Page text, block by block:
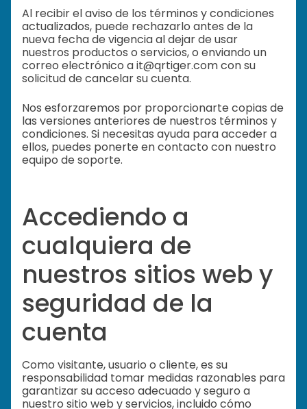
Al recibir el aviso de los términos y condiciones
actualizados, puede rechazarlo antes de la
nueva fecha de vigencia al dejar de usar
nuestros productos o servicios, o enviando un
correo electrónico a it@qrtiger.com con su
solicitud de cancelar su cuenta.
Nos esforzaremos por proporcionarte copias de
las versiones anteriores de nuestros términos y
condiciones. Si necesitas ayuda para acceder a
ellos, puedes ponerte en contacto con nuestro
equipo de soporte.
Accediendo a
cualquiera de
nuestros sitios web y
seguridad de la
cuenta
Como visitante, usuario o cliente, es su
responsabilidad tomar medidas razonables para
garantizar su acceso adecuado y seguro a
nuestro sitio web y servicios, incluido cómo